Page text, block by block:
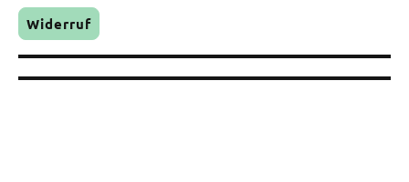
Widerruf